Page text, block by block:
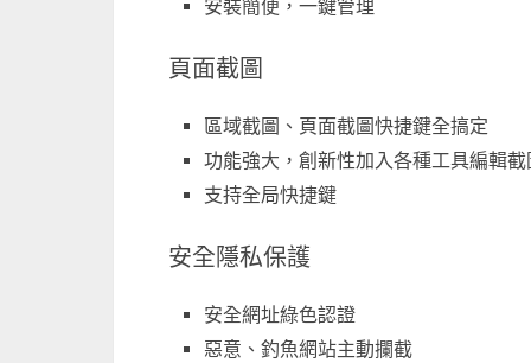
安裝簡便，一鍵管理
頁面截圖
區域截圖、頁面截圖快捷鍵全搞定
功能強大，創新性加入各種工具編輯截
支持全局快捷鍵
安全隱私保護
安全網址綠色認證
惡意、釣魚網站主動攔截